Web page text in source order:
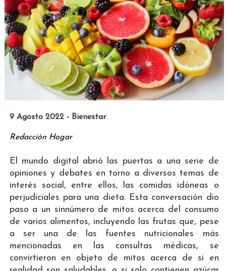
9 Agosto 2022 - Bienestar
Redacción Hogar
El mundo digital abrió las puertas a una serie de
opiniones y debates en torno a diversos temas de
interés social, entre ellos, las comidas idóneas o
perjudiciales para una dieta. Esta conversación dio
paso a un sinnúmero de mitos acerca del consumo
de varios alimentos, incluyendo las frutas que, pese
a ser una de las fuentes nutricionales más
mencionadas en las consultas médicas, se
convirtieron en objeto de mitos acerca de si en